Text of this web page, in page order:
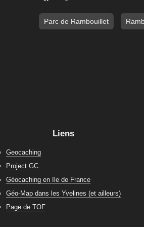
Parc de Rambouillet
Liens
Geocaching
Project GC
Géocaching en Ile de France
Géo-Map dans les Yvelines (et ailleurs)
Page de TOF